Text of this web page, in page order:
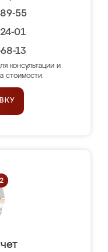
55
01
13
консультации и
стоимости.